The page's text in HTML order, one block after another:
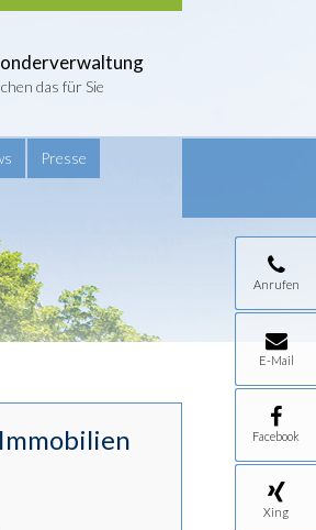
das für Sie
Presse
Anrufen
E-Mail
Facebook
Xing